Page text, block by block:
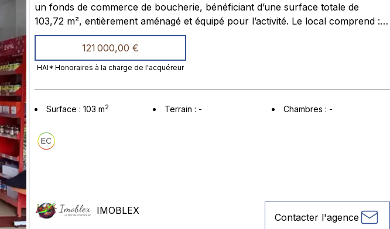
un fonds de commerce de boucherie, bénéficiant d’une surface totale de
103,72 m², entièrement aménagé et équipé pour l’activité. Le local comprend :
un espace de vente avec vitrine réfrigérée, un laboratoire équipé (hachoir,
trancheuse, scie à os, table de pousse), une chambre froide, un système de
climatisation et hotte, un espace bureau et un vestiaire Conditions locatives :
visites sur demande.
121 000,00 €
HAI* Honoraires à la charge de l'acquéreur
Surface : 103 m2 Terrain : - Chambres : -
IMOBLEX
Contacter l'agence